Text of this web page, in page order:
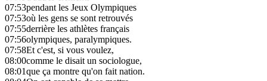
07:53pendant les Jeux Olympiques
07:53où les gens se sont retrouvés
07:55derrière les athlètes français
07:56olympiques, paralympiques.
07:58Et c'est, si vous voulez,
08:00comme le disait un sociologue,
08:01que ça montre qu'on fait nation.